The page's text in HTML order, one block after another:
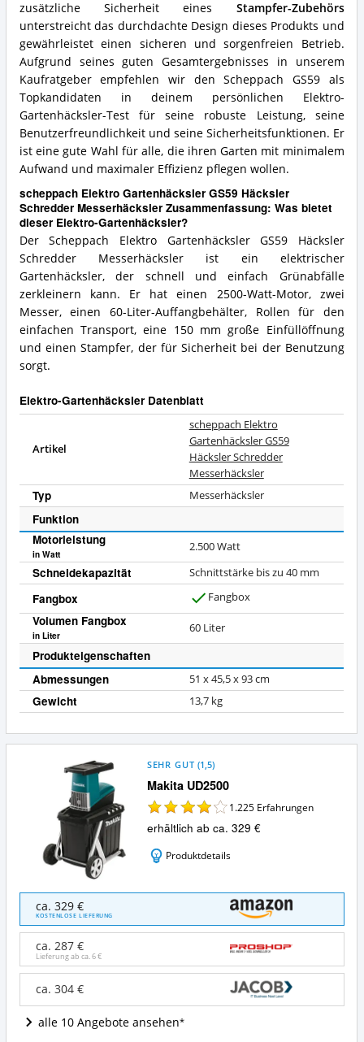
zusätzliche Sicherheit eines Stampfer-Zubehörs
unterstreicht das durchdachte Design dieses Produkts und
gewährleistet einen sicheren und sorgenfreien Betrieb.
Aufgrund seines guten Gesamtergebnisses in unserem
Kaufratgeber empfehlen wir den Scheppach GS59 als
Topkandidaten in deinem persönlichen Elektro-
Gartenhäcksler-Test für seine robuste Leistung, seine
Benutzerfreundlichkeit und seine Sicherheitsfunktionen. Er
ist eine gute Wahl für alle, die ihren Garten mit minimalem
Aufwand und maximaler Effizienz pflegen wollen.
scheppach Elektro Gartenhäcksler GS59 Häcksler
Schredder Messerhäcksler Zusammenfassung: Was bietet
dieser Elektro-Gartenhäcksler?
Der Scheppach Elektro Gartenhäcksler GS59 Häcksler
Schredder Messerhäcksler ist ein elektrischer
Gartenhäcksler, der schnell und einfach Grünabfälle
zerkleinern kann. Er hat einen 2500-Watt-Motor, zwei
Messer, einen 60-Liter-Auffangbehälter, Rollen für den
einfachen Transport, eine 150 mm große Einfüllöffnung
und einen Stampfer, der für Sicherheit bei der Benutzung
sorgt.
Elektro-Gartenhäcksler Datenblatt
Artikel
scheppach Elektro
Gartenhäcksler GS59
Häcksler Schredder
Messerhäcksler
Typ Messerhäcksler
Funktion
Motorleistung
in Watt
2.500Watt
Schneidekapazität Schnittstärke bis zu 40 mm
Fangbox
a
Fangbox
Volumen Fangbox
in Liter
60 Liter
Produkteigenschaften
Abmessungen
‎51 x 45,5 x 93 cm
Gewicht 13,7 kg
Makita UD2500
SEHR GUT (1,5)
1.225 Erfahrungen
erhältlich ab ca. 329 €
Produktdetails
UD2500
Angebote:
dieser
Elektro-
Gartenhäcksler
erhältlich?
ca. 329 €
KOSTENLOSE LIEFERUNG
ca. 287 €
Lieferung ab ca.6 €
ca. 304 €
alle 10 Angebote ansehen